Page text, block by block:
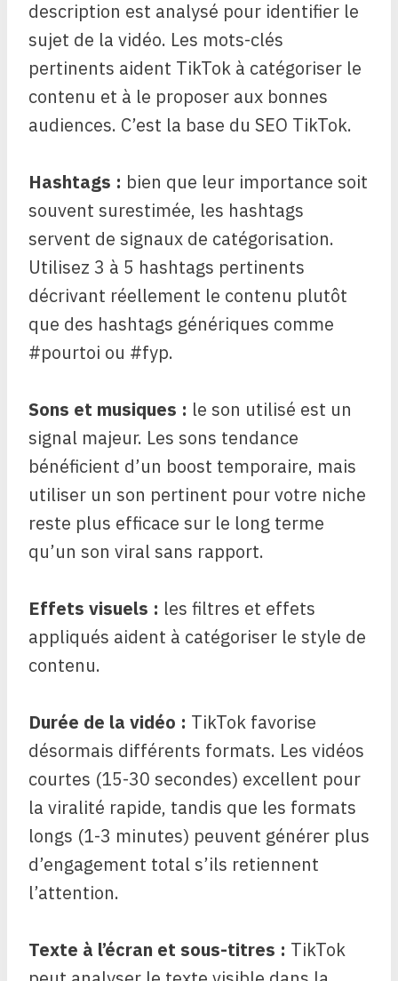
description est analysé pour identifier le
sujet de la vidéo. Les mots-clés
pertinents aident TikTok à catégoriser le
contenu et à le proposer aux bonnes
audiences. C’est la base du SEO TikTok.
Hashtags : bien que leur importance soit
souvent surestimée, les hashtags
servent de signaux de catégorisation.
Utilisez 3 à 5 hashtags pertinents
décrivant réellement le contenu plutôt
que des hashtags génériques comme
#pourtoi ou #fyp.
Sons et musiques : le son utilisé est un
signal majeur. Les sons tendance
bénéficient d’un boost temporaire, mais
utiliser un son pertinent pour votre niche
reste plus efficace sur le long terme
qu’un son viral sans rapport.
Effets visuels : les filtres et effets
appliqués aident à catégoriser le style de
contenu.
Durée de la vidéo : TikTok favorise
désormais différents formats. Les vidéos
courtes (15-30 secondes) excellent pour
la viralité rapide, tandis que les formats
longs (1-3 minutes) peuvent générer plus
d’engagement total s’ils retiennent
l’attention.
Texte à l’écran et sous-titres : TikTok